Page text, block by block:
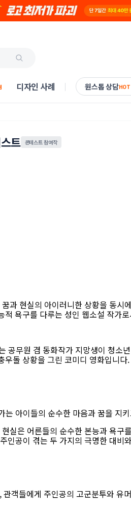
디자인 사례 원스톱 상담HOT
트 콘테스트 참여작
과 현실의 아이러니한 상황을 동시
욕구를 다루는 성인 웹소설 작가
공무원 겸 동화작가 지망생이 청소
우돌 상황을 그린 코미디 영화입니다.
는 아이들의 순수한 마음과 꿈을 지
실은 어른들의 순수한 본능과 욕구
주인공이 겪는 두 가지의 극명한 대비
객들에게 주인공의 고군분투와 유